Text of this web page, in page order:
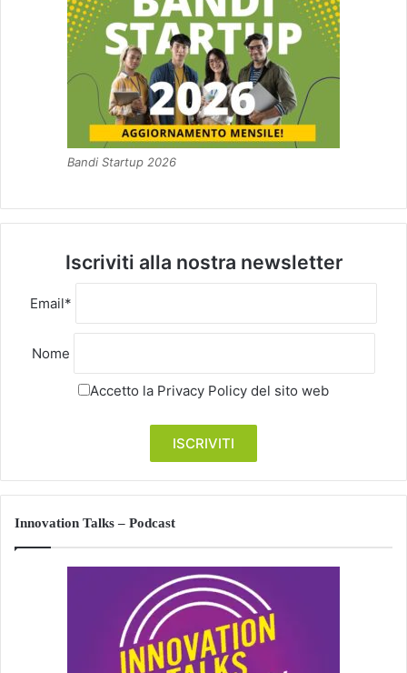
Bandi Startup 2026
Iscriviti alla nostra newsletter
Email*
Nome
Accetto la Privacy Policy del sito web
Innovation Talks – Podcast